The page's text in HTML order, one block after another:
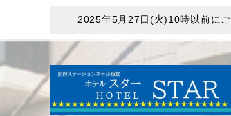
2025年5月27日(火)10時以前に